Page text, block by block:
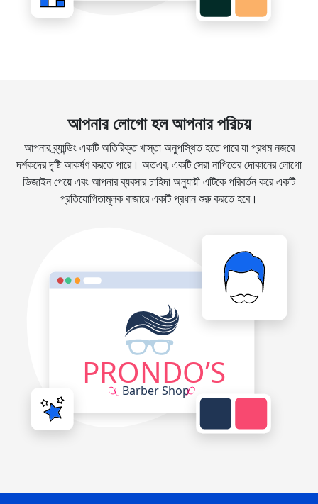
আপনার লোগো হল আপনার পরিচয়
আপনার ব্র্যান্ডিং একটি অতিরিক্ত খাস্তা অনুপস্থিত হতে পারে যা প্রথম নজরে
দর্শকদের দৃষ্টি আকর্ষণ করতে পারে। অতএব, একটি সেরা নাপিতের দোকানের লোগো
ডিজাইন পেয়ে এবং আপনার ব্যবসার চাহিদা অনুযায়ী এটিকে পরিবর্তন করে একটি
প্রতিযোগিতামূলক বাজারে একটি প্রধান শুরু করতে হবে।